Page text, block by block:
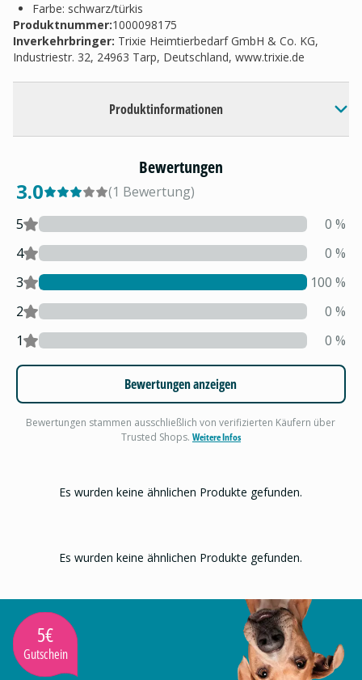
Farbe: schwarz/türkis
Produktnummer:1000098175
Inverkehrbringer: Trixie Heimtierbedarf GmbH & Co. KG,
Industriestr. 32, 24963 Tarp, Deutschland, www.trixie.de
Produktinformationen
Bewertungen
3.0 (1 Bewertung)
5
0 %
4
0 %
3
100 %
2
0 %
1
0 %
Bewertungen anzeigen
Bewertungen stammen ausschließlich von verifizierten Käufern über
Trusted Shops. Weitere Infos
Es wurden keine ähnlichen Produkte gefunden.
Es wurden keine ähnlichen Produkte gefunden.
5€
Gutschein